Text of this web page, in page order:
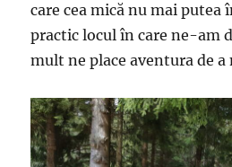
care cea mică nu mai putea
practic locul în care ne-am
mult ne place aventura de a